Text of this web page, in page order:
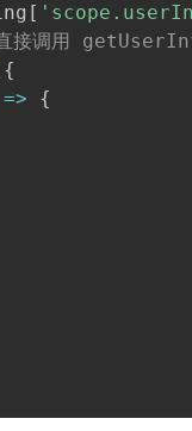
[
接调用
{
=>
{